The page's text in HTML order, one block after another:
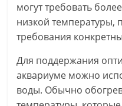
могут требовать
низкой температуры,
требования
Для поддержания
аквариуме можно
воды. Обычно